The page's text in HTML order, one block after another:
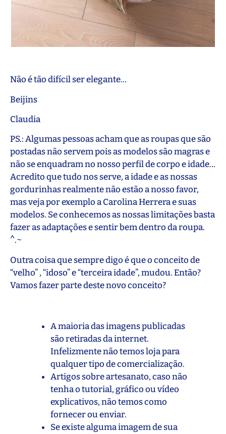
Não é tão difícil ser elegante…
Beijins
Claudia
PS.: Algumas pessoas acham que as roupas que são
postadas não servem pois as modelos são magras e
não se enquadram no nosso perfil de corpo e idade…
Acredito que tudo nos serve, a idade e as nossas
gordurinhas realmente não estão a nosso favor,
mas veja por exemplo a Carolina Herrera e suas
modelos. Se conhecemos as nossas limitações basta
fazer as adaptações e sentir bem dentro da roupa.
^.~
Outra coisa que sempre digo é que o conceito de
“velho” , “idoso” e “terceira idade”, mudou. Então?
Vamos fazer parte deste novo conceito?
A maioria das imagens publicadas
são retiradas da internet.
Infelizmente não temos loja para
qualquer tipo de comercialização.
Artigos sobre artesanato, caso não
tenha o tutorial, gráfico ou vídeo
explicativos, não temos como
fornecer ou enviar.
Se existe alguma imagem de sua